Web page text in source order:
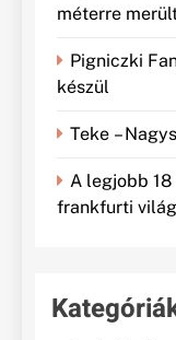
méterre
Pigniczki
készül
Teke –
A legjobb 18
frankfurti